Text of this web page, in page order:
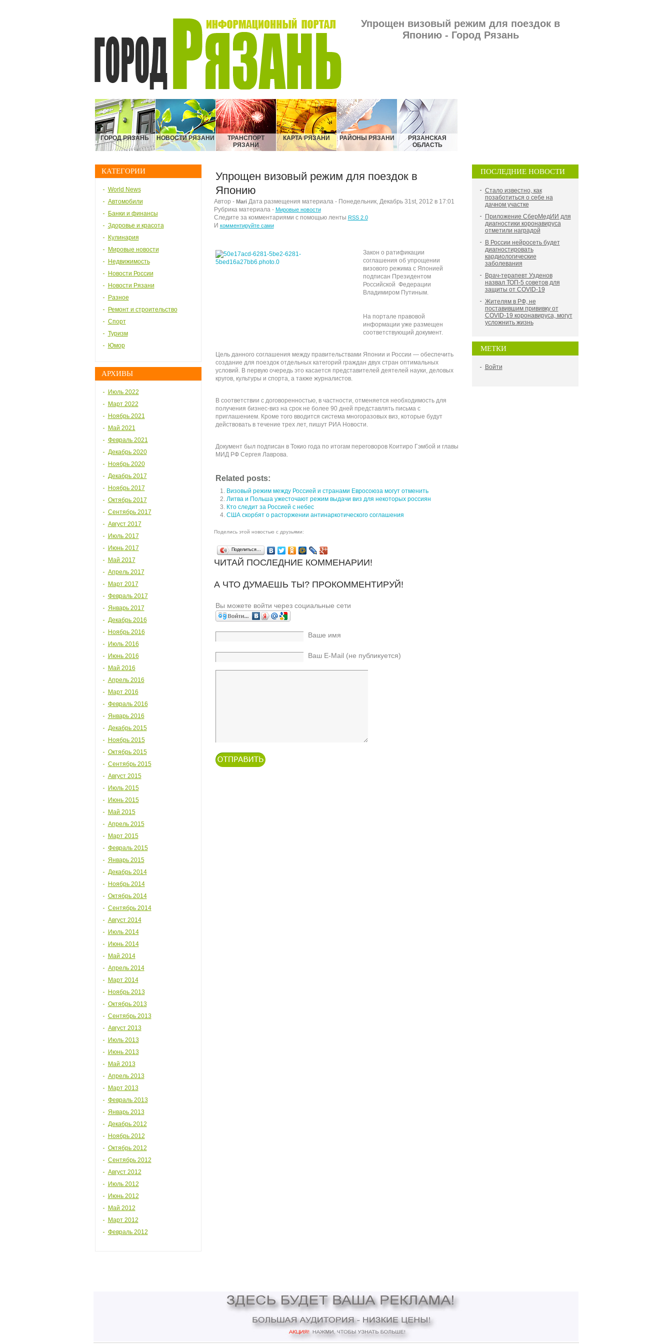
Упрощен визовый режим для поездок в
Японию - Город Рязань
ГОРОД РЯЗАНЬ НОВОСТИ РЯЗАНИ
ТРАНСПОРТ
РЯЗАНИ
КАРТА РЯЗАНИ РАЙОНЫ РЯЗАНИ
РЯЗАНСКАЯ
ОБЛАСТЬ
КАТЕГОРИИ
World News
Автомобили
Банки и финансы
Здоровье и красота
Кулинария
Мировые новости
Недвижимость
Новости России
Новости Рязани
Разное
Ремонт и строительство
Спорт
Туризм
Юмор
АРХИВЫ
Июль 2022
Март 2022
Ноябрь 2021
Май 2021
Февраль 2021
Декабрь 2020
Ноябрь 2020
Декабрь 2017
Ноябрь 2017
Октябрь 2017
Сентябрь 2017
Август 2017
Июль 2017
Июнь 2017
Май 2017
Апрель 2017
Март 2017
Февраль 2017
Январь 2017
Декабрь 2016
Ноябрь 2016
Июль 2016
Июнь 2016
Май 2016
Апрель 2016
Март 2016
Февраль 2016
Январь 2016
Декабрь 2015
Ноябрь 2015
Октябрь 2015
Сентябрь 2015
Август 2015
Июль 2015
Июнь 2015
Май 2015
Апрель 2015
Март 2015
Февраль 2015
Январь 2015
Декабрь 2014
Ноябрь 2014
Октябрь 2014
Сентябрь 2014
Август 2014
Июль 2014
Июнь 2014
Май 2014
Апрель 2014
Март 2014
Ноябрь 2013
Октябрь 2013
Сентябрь 2013
Август 2013
Июль 2013
Июнь 2013
Май 2013
Апрель 2013
Март 2013
Февраль 2013
Январь 2013
Декабрь 2012
Ноябрь 2012
Октябрь 2012
Сентябрь 2012
Август 2012
Июль 2012
Июнь 2012
Май 2012
Март 2012
Февраль 2012
ПОСЛЕДНИЕ НОВОСТИ
Стало известно, как
позаботиться о себе на
дачном участке
Приложение СберМедИИ для
диагностики коронавируса
отметили наградой
В России нейросеть будет
диагностировать
кардиологические
заболевания
Врач-терапевт Узденов
назвал ТОП-5 советов для
защиты от COVID-19
Жителям в РФ, не
поставившим прививку от
COVID-19 коронавируса, могут
усложнить жизнь
МЕТКИ
Войти
Упрощен визовый режим для поездок в
Японию
Автор - MariДата размещения материала - Понедельник, Декабрь 31st, 2012 в 17:01
Рубрика материала - Мировые новости
Следите за комментариями с помощью ленты RSS 2.0
И комментируйте сами
Закон о ратификации
соглашения об упрощении
визового режима с Японией
подписан Президентом
Российской Федерации
Владимиром Путиным.
На портале правовой
информации уже размещен
соответствующий документ.
Цель данного соглашения между правительствами Японии и России — обеспечить
создание для поездок отдельных категорий граждан двух стран оптимальных
условий. В первую очередь это касается представителей деятелей науки, деловых
кругов, культуры и спорта, а также журналистов.
В соответствии с договоренностью, в частности, отменяется необходимость для
получения бизнес-виз на срок не более 90 дней представлять письма с
приглашением. Кроме того вводится система многоразовых виз, которые будут
действовать в течение трех лет, пишут РИА Новости.
Документ был подписан в Токио года по итогам переговоров Коитиро Гэмбой и главы
МИД РФ Сергея Лаврова.
Related posts:
Визовый режим между Россией и странами Евросоюза могут отменить
Литва и Польша ужесточают режим выдачи виз для некоторых россиян
Кто следит за Россией с небес
США скорбят о расторжении антинаркотического соглашения
Поделись этой новостью с друзьями:
Поделиться…
ЧИТАЙ ПОСЛЕДНИЕ КОММЕНАРИИ!
А ЧТО ДУМАЕШЬ ТЫ? ПРОКОММЕНТИРУЙ!
Вы можете войти через социальные сети
Ваше имя
Ваш E-Mail (не публикуется)